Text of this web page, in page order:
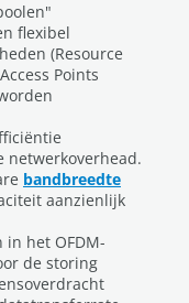
flexibel
(Resource
Points
netwerkoverhead.
bandbreedte
aanzienlijk
het OFDM-
de storing